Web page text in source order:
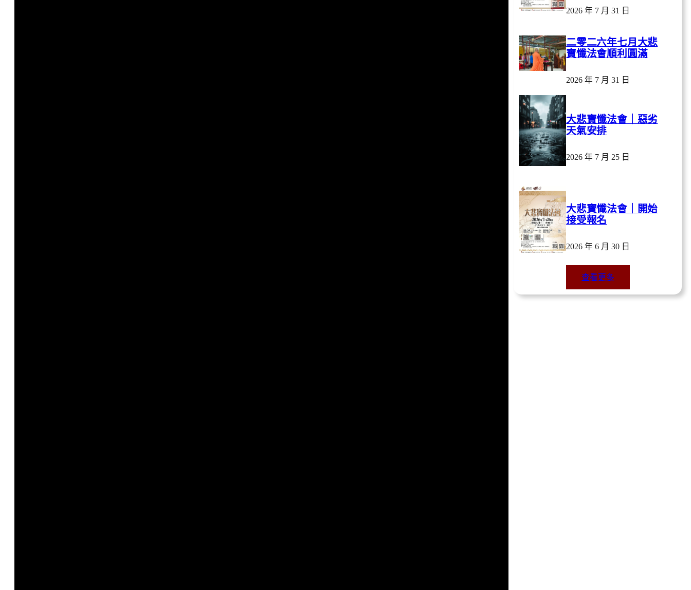
2026 年 7 月 31 日
二零二六年七月大悲
寶懺法會順利圓滿
2026 年 7 月 31 日
大悲寶懺法會｜惡劣
天氣安排
2026 年 7 月 25 日
大悲寶懺法會｜開始
接受報名
2026 年 6 月 30 日
查看更多